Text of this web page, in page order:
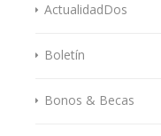
ActualidadDos
Boletín
Bonos & Becas